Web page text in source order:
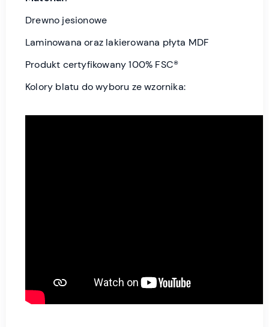
Drewno jesionowe
Laminowana oraz lakierowana płyta MDF
Produkt certyfikowany 100% FSC®
Kolory blatu do wyboru ze wzornika: